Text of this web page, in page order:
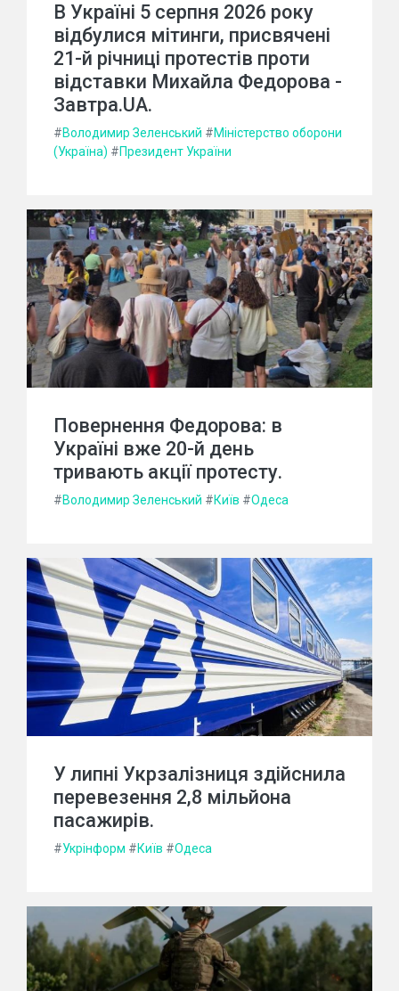
В Україні 5 серпня 2026 року
відбулися мітинги, присвячені
21-й річниці протестів проти
відставки Михайла Федорова -
Завтра.UA.
#Володимир Зеленський #Міністерство оборони
(Україна) #Президент України
Повернення Федорова: в
Україні вже 20-й день
тривають акції протесту.
#Володимир Зеленський #Київ #Одеса
У липні Укрзалізниця здійснила
перевезення 2,8 мільйона
пасажирів.
#Укрінформ #Київ #Одеса